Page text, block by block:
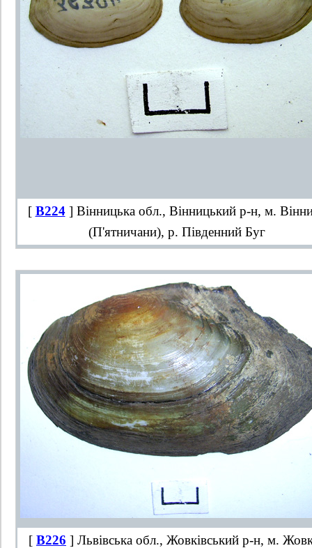
[ B224] Вінницька обл., Вінницький р-н, м.
(П'ятничани), р. Південний Буг
[ B226 ] Львівська обл., Жовківський р-н, м.